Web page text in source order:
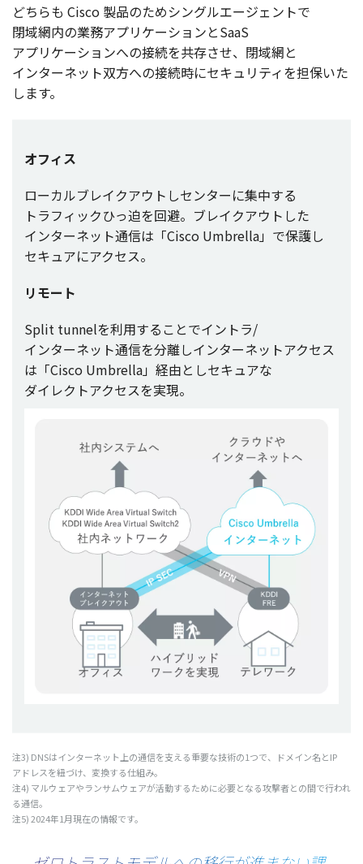
どちらも Cisco 製品のためシングルエージェントで
閉域網内の業務アプリケーションとSaaS
アプリケーションへの接続を共存させ、 閉域網と
インターネット双方への接続時にセキュリティを担保いた
します。
オフィス
ローカルブレイクアウト しセンターに集中する
トラフィックひっ迫を回避。 ブレイクアウト した
インターネット通信は「Cisco Umbrella」で保護し
セキュアにアクセス。
リモート
Split tunnelを利用することでイントラ/
インターネット通信を分離しインターネットアクセス
は「Cisco Umbrella」 経由としセキュアな
ダイレクトアクセスを実現。
注3) DNSはインターネット 上の通信を支える重要な技術の1つで、 ドメイン名とIP
アドレスを紐づけ、 変換する仕組み。
注4) マルウェアやランサムウェアが活動するために必要となる攻撃者との間で行われ
る通信。
注5) 2024年1月現在の情報です。